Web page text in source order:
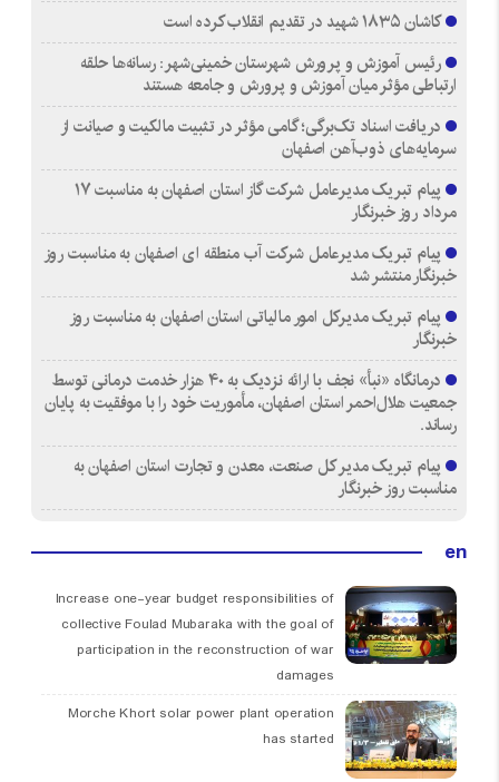
کاشان ۱۸۳۵ شهید در تقدیم انقلاب کرده است
رئیس آموزش و پرورش شهرستان خمینی‌شهر: رسانه‌ها حلقه
ارتباطی مؤثر میان آموزش و پرورش و جامعه هستند
دریافت اسناد تک‌برگی؛ گامی مؤثر در تثبیت مالکیت و صیانت از
سرمایه‌های ذوب‌آهن اصفهان
پیام تبریک مدیرعامل شرکت گاز استان اصفهان به مناسبت ۱۷
مرداد روز خبرنگار
پیام تبریک مدیرعامل شرکت آب منطقه ای اصفهان به مناسبت روز
خبرنگار منتشر شد
پیام تبریک مدیرکل امور مالیاتی استان اصفهان به مناسبت روز
خبرنگار
درمانگاه «نبأ» نجف با ارائه نزدیک به ۴۰ هزار خدمت درمانی توسط
جمعیت هلال‌احمر استان اصفهان، مأموریت خود را با موفقیت به پایان
رساند.
پیام تبریک مدیر کل صنعت، معدن و تجارت استان اصفهان به
مناسبت روز خبرنگار
en
Increase one-year budget responsibilities of
collective Foulad Mubaraka with the goal of
participation in the reconstruction of war
damages
Morche Khort solar power plant operation
has started